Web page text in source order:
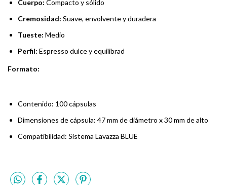
Cuerpo: Compacto y sólido
Cremosidad: Suave, envolvente y duradera
Tueste: Medio
Perfil: Espresso dulce y equilibrad
Formato:
Contenido: 100 cápsulas
Dimensiones de cápsula: 47 mm de diámetro x 30 mm de alto
Compatibilidad: Sistema Lavazza BLUE